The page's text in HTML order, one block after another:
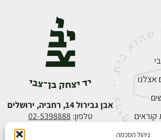
ניהול הסכמה
אצלנו
קוראים
אבן גבירול 14, רחביה, ירושלים
טלפון: 02-5398888